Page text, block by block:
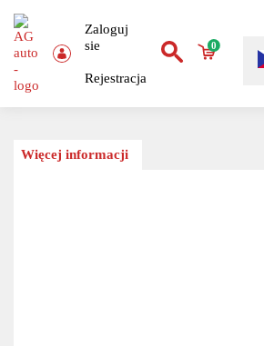
Zaloguj
sie
Rejestracja
0
Więcej informacji